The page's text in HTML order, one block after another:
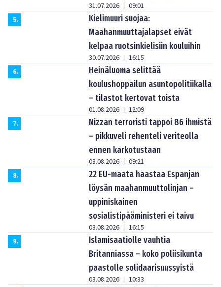
31.07.2026 | 09:01
5.
Kielimuuri suojaa:
Maahanmuuttajalapset eivät
kelpaa ruotsinkielisiin kouluihin
30.07.2026 | 16:15
6.
Heinäluoma selittää
koulushoppailun asuntopolitiikalla
– tilastot kertovat toista
01.08.2026 | 12:09
7.
Nizzan terroristi tappoi 86 ihmistä
– pikkuveli rehenteli veriteolla
ennen karkotustaan
03.08.2026 | 09:21
8.
22 EU-maata haastaa Espanjan
löysän maahanmuuttolinjan –
uppiniskainen
sosialistipääministeri ei taivu
03.08.2026 | 16:15
9.
Islamisaatiolle vauhtia
Britanniassa – koko poliisikunta
paastolle solidaarisuussyistä
03.08.2026 | 10:33